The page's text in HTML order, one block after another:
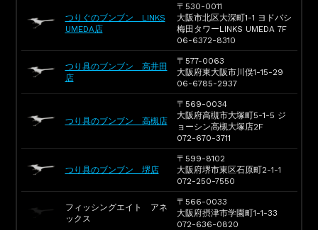
つりぐのブンブン LINKS
UMEDA店
〒530-0011
大阪市北区大深町1-1 ヨドバシ
梅田タワーLINKS UMEDA 7F
06-6372-8310
つり具のブンブン 高井田
店
〒577-0063
大阪府東大阪市川俣1-15-29
06-6785-2937
つり具のブンブン 高槻店
〒569-0034
大阪府高槻市大塚町5-1-5 ジ
ョーシン高槻大塚店2F
072-670-3711
つり具のブンブン 堺店
〒599-8102
大阪府堺市東区石原町2-1-1
072-250-7550
フィッシングエイト アネ
ックス
〒566-0033
大阪府摂津市学園町1-1-33
072-636-0820